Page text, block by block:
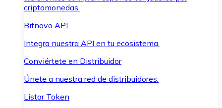
criptomonedas.
Bitnovo API
Integra nuestra API en tu ecosistema.
Conviértete en Distribuidor
Únete a nuestra red de distribuidores.
Listar Token